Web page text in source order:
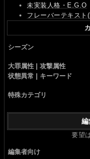
未実装人格・E.G.O
フレーバーテキス
シーズン
大罪属性 | 攻撃属性
状態異常 | キーワード
特殊カテゴリ
要望
編集者向け